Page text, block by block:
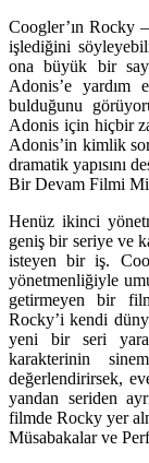
Coogler’ın Rocky
işlediğini
ona büyük bir
Adonis’e yardım
bulduğunu
Adonis için hiçbir
Adonis’in kimlik
dramatik yapısını
Bir Devam Filmi
Henüz ikinci
geniş bir seriye ve
isteyen bir iş.
yönetmenliğiyle
getirmeyen bir
Rocky’i kendi
yeni bir seri
karakterinin
değerlendirirsek,
yandan seriden
filmde Rocky yer
Müsabakalar ve